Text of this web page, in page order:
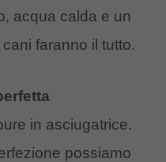
acqua calda e un
faranno il tutto.
in asciugatrice.
possiamo